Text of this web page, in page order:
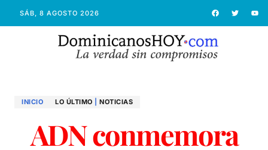
SÁB, 8 AGOSTO 2026
INICIO LO ÚLTIMO NOTICIAS
ADN conmemora